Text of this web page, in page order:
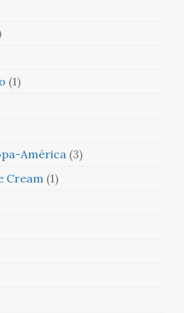
(1)
América (3)
Cream (1)